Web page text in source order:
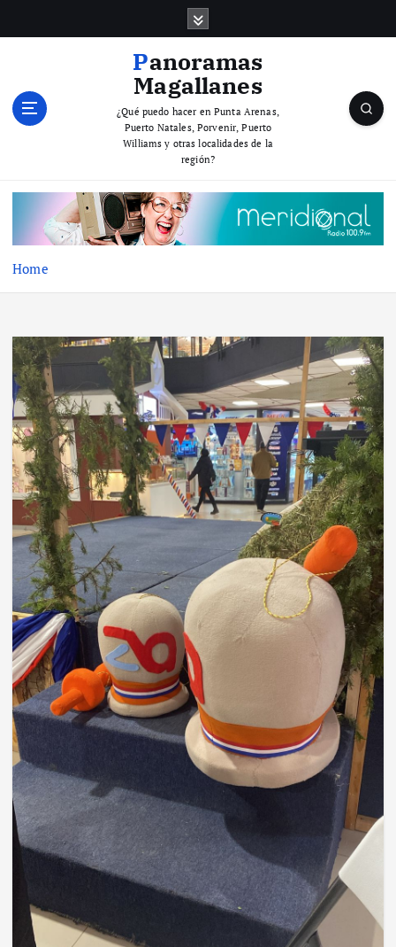
Panoramas
Magallanes
¿Qué puedo hacer en Punta Arenas,
Puerto Natales, Porvenir, Puerto
Williams y otras localidades de la
región?
Home